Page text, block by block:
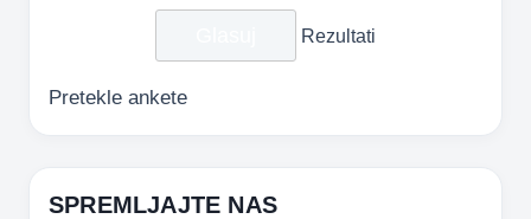
Rezultati
Pretekle ankete
SPREMLJAJTE NAS